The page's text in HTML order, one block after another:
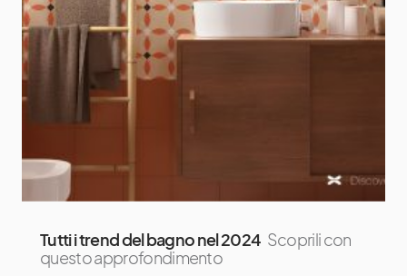
Tutti i trend del bagno nel 2024 Scoprili con
questo approfondimento